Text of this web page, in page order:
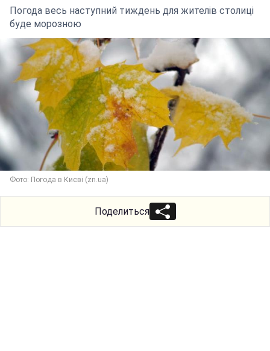
Погода весь наступний тиждень для жителів столиці
буде морозною
Фото: Погода в Києві (zn.ua)
Поделиться